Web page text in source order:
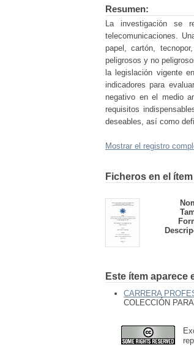
Resumen:
La investigación se
telecomunicaciones.
papel, cartón,
peligrosos y no
la legislación vigente
indicadores para
negativo en el medio
requisitos
deseables, así como
Mostrar el registro
Ficheros en el ítem
Este ítem aparece
CARRERA
COLECCIÓN